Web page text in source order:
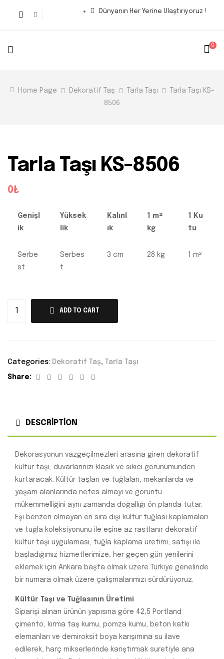
Dünyanın Her Yerine Ulaştırıyoruz !
0
Home Page Dekoratif Taş Tarla Taşı
Tarla Taşı KS-
8506
Tarla Taşı KS-8506
0₺
Genişl
ik
Yüksek
lik
Kalınl
ık
1 m²
kg
1 Ku
tu
Serbe
st
Serbes
t
3 cm 28 kg 1 m²
ADD TO CART
Categories: Dekoratif Taş, Tarla Taşı
Share: Facebook
TwitterLinkedinGoogle+Pinterest
DESCRIPTION
Dekorasyonun vazgeçilmezleri arasına giren dekoratif
kültür taşı, duvarlarınızı klasik ve sıkıcı görünümünden
kurtaracak. Kültür taşları ve tuğlaları; mekanlarda ve
yaşam alanlarında nefes almayı ve görüntü
mükemmelliğini aynı zamanda doğallığı ön planda tutar.
Eşi benzeri olmayan en sıra dışı kültür tuğlası kaplamaları
ve tuğla koleksiyonunu ile eşine az rastlanır dekoratif
kültür taşı uygulaması, tuğla kaplama üretimi, satışı ile
başladığımız hizmetlerimize, her geçen gün yenilerini
eklemek için Ankara başta olmak üzere Türkiye genelinde
bir numara olmak üzere çalışmalarımızı sürdürüyoruz.
Kültür Taşı ve Tuğlasının Üretimi
Siparişi alınan ürünün yapısına göre 42,5 Portland
çimento, kırma taş kumu, pomza kumu, beton katkı
elemanları ve demiroksit boya karışımına su ilave
edilerek, harç mikserlerinde karıştırmak suretiyle ana